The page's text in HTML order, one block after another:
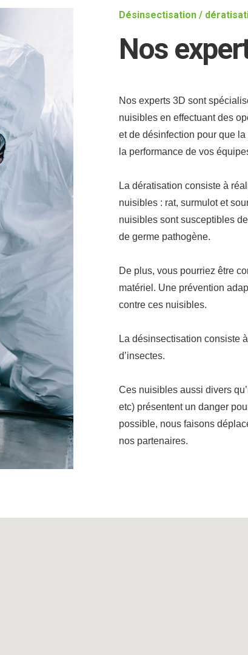
Désinsectisation /
Nos
Nos experts 3D sont
nuisibles en effectuant des
et de désinfection pour que
la performance de vos
La dératisation consiste à
nuisibles : rat, surmulot et
nuisibles sont susceptibles
de germe pathogène.
De plus, vous pourriez être
matériel. Une prévention
contre ces nuisibles.
La désinsectisation consiste
d’insectes.
Ces nuisibles aussi divers
etc) présentent un danger
possible, nous faisons
nos partenaires.